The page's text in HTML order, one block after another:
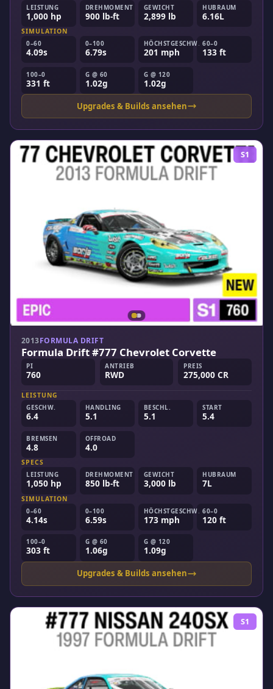
LEISTUNG
1,000 hp
DREHMOMENT
900 lb-ft
GEWICHT
2,899 lb
HUBRAUM
6.16L
SIMULATION
0–60
4.09s
0–100
6.79s
HÖCHSTGESCHW.
201 mph
60–0
133 ft
100–0
331 ft
G @ 60
1.02g
G @ 120
1.02g
Upgrades & Builds ansehen
S1
2013FORMULA DRIFT
Formula Drift #777 Chevrolet Corvette
PI
760
ANTRIEB
RWD
PREIS
275,000 CR
LEISTUNG
GESCHW.
6.4
HANDLING
5.1
BESCHL.
5.1
START
5.4
BREMSEN
4.8
OFFROAD
4.0
SPECS
LEISTUNG
1,050 hp
DREHMOMENT
850 lb-ft
GEWICHT
3,000 lb
HUBRAUM
7L
SIMULATION
0–60
4.14s
0–100
6.59s
HÖCHSTGESCHW.
173 mph
60–0
120 ft
100–0
303 ft
G @ 60
1.06g
G @ 120
1.09g
Upgrades & Builds ansehen
S1